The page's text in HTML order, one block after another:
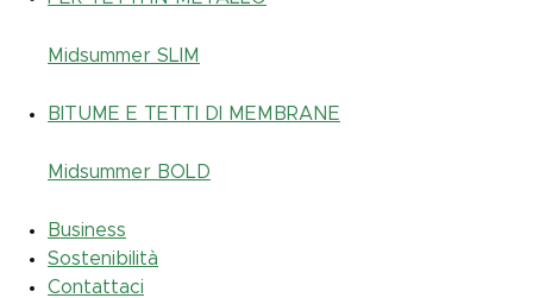
Midsummer SLIM
BITUME E TETTI DI MEMBRANE
Midsummer BOLD
Business
Sostenibilità
Contattaci